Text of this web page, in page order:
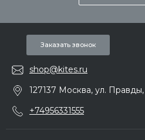
Заказать звонок
shop@kites.ru
127137 Москва, ул.
+74956331555